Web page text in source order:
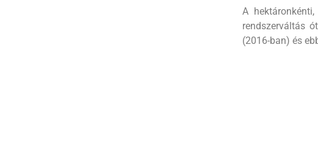
A
rendszerváltás
(2016-ban) és